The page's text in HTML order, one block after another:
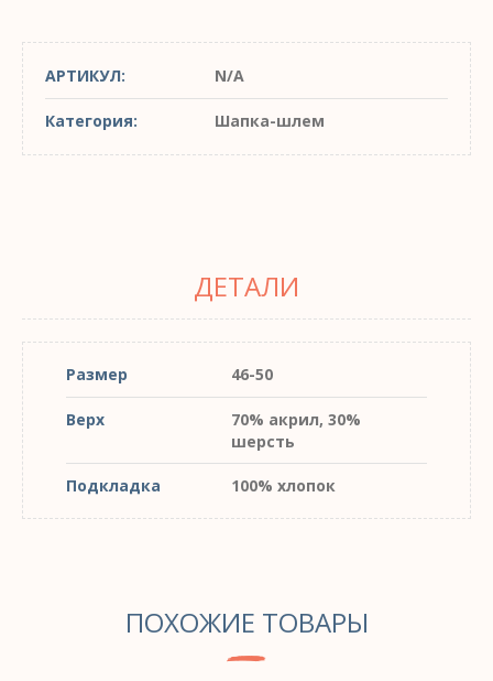
АРТИКУЛ: N/A
Категория: Шапка-шлем
ДЕТАЛИ
Размер 46-50
Верх
70% акрил, 30%
шерсть
Подкладка 100% хлопок
ПОХОЖИЕ ТОВАРЫ